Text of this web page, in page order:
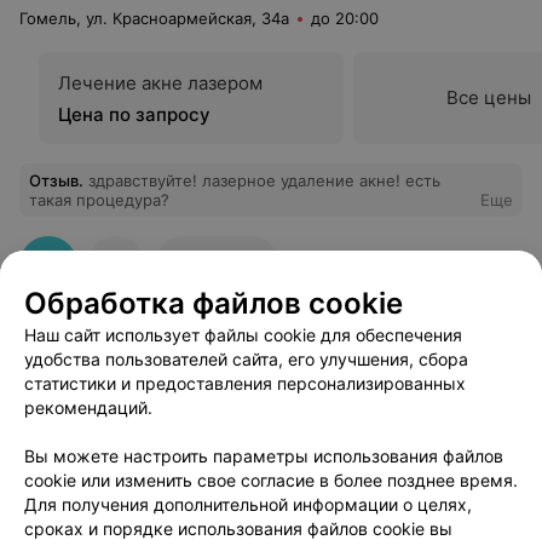
Гомель, ул. Красноармейская, 34а до 20:00
Лечение акне лазером
Цена по запросу
Все цены
Отзыв. здравствуйте! лазерное удаление акне! есть
такая процедура?
Еще
Добавить специалиста
Обработка файлов cookie
Наш сайт использует файлы cookie для обеспечения
удобства пользователей сайта, его улучшения, сбора
статистики и предоставления персонализированных
рекомендаций.
Вы можете настроить параметры использования файлов
cookie или изменить свое согласие в более позднее время.
Для получения дополнительной информации о целях,
сроках и порядке использования файлов cookie вы